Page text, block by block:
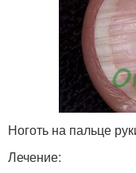
Ноготь на пальце
Лечение: